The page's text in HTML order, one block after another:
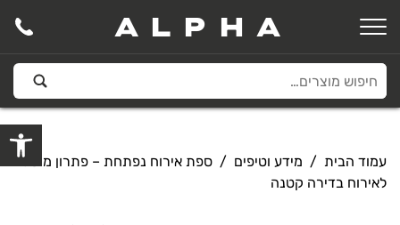
פתח
ALPHA
עמוד הבית / מידע וטיפים / ספת אירוח נפתחת – פתרון מושלם
לאירוח בדירה קטנה